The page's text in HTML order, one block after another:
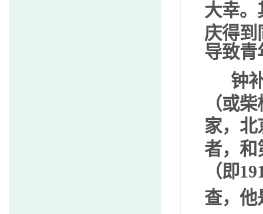
大幸。
庆得到
导致青
钟
（或
家，北
者，和
（即
查，他